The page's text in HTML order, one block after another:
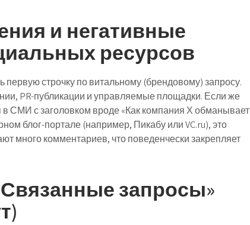
и негативные
ресурсов
строчку по витальному (брендовому) запросу.
PR-публикации и управляемые площадки. Если же
в СМИ с заголовком вроде «Как компания Х обманывает
блог-портале (например, Пикабу или VC.ru), это
много комментариев, что поведенчески закрепляет
запросы»